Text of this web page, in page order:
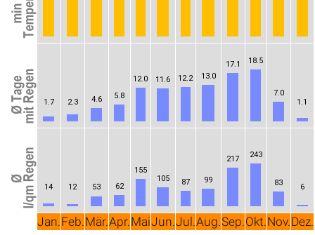
1.7 2.3 4.6 5.8
12.0 11.6 12.2 13.0
17.1 18.5
7.0
1.1
14 12 53 62
155
105
87 99
217 243
83 6
Jan.Feb.Mär.Apr.MaiJun.Jul.Aug.Sep.Okt.Nov.Dez.